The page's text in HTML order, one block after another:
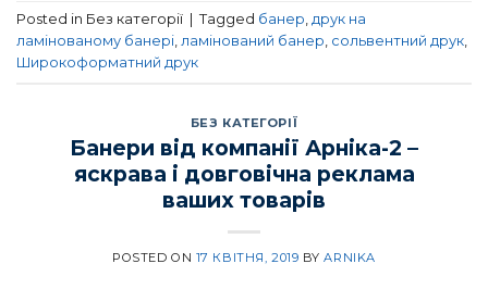
Posted in Без категорії Tagged банер, друк на
ламінованому банері, ламінований банер, сольвентний друк,
Широкоформатний друк
БЕЗ КАТЕГОРІЇ
Банери від компанії Арніка-2 –
яскрава і довговічна реклама
ваших товарів
POSTED ON 17 КВІТНЯ, 2019 BYARNIKA